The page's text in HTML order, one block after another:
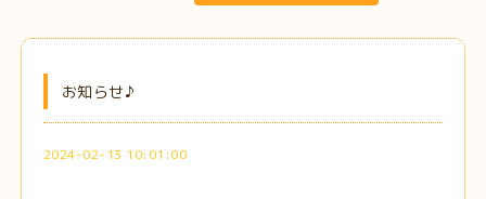
お知らせ♪
2024-02-13 10:01:00